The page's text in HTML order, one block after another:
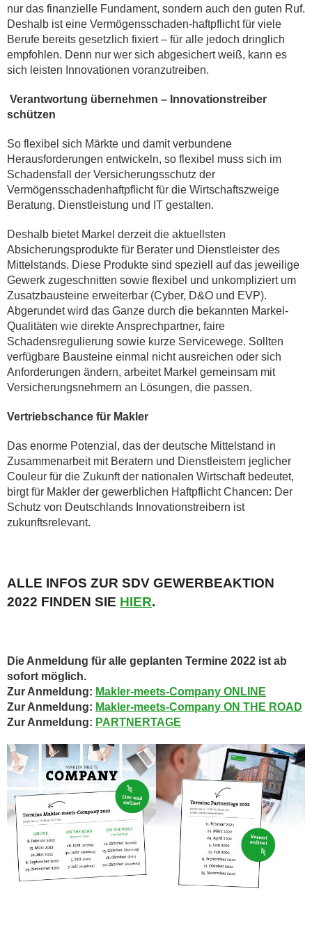
nur das finanzielle Fundament, sondern auch den guten Ruf.
Deshalb ist eine Vermögensschaden-haftpflicht für viele
Berufe bereits gesetzlich fixiert – für alle jedoch dringlich
empfohlen. Denn nur wer sich abgesichert weiß, kann es
sich leisten Innovationen voranzutreiben.
Verantwortung übernehmen – Innovationstreiber
schützen
So flexibel sich Märkte und damit verbundene
Herausforderungen entwickeln, so flexibel muss sich im
Schadensfall der Versicherungsschutz der
Vermögensschadenhaftpflicht für die Wirtschaftszweige
Beratung, Dienstleistung und IT gestalten.
Deshalb bietet Markel derzeit die aktuellsten
Absicherungsprodukte für Berater und Dienstleister des
Mittelstands. Diese Produkte sind speziell auf das jeweilige
Gewerk zugeschnitten sowie flexibel und unkompliziert um
Zusatzbausteine erweiterbar (Cyber, D&O und EVP).
Abgerundet wird das Ganze durch die bekannten Markel-
Qualitäten wie direkte Ansprechpartner, faire
Schadensregulierung sowie kurze Servicewege. Sollten
verfügbare Bausteine einmal nicht ausreichen oder sich
Anforderungen ändern, arbeitet Markel gemeinsam mit
Versicherungsnehmern an Lösungen, die passen.
Vertriebschance für Makler
Das enorme Potenzial, das der deutsche Mittelstand in
Zusammenarbeit mit Beratern und Dienstleistern jeglicher
Couleur für die Zukunft der nationalen Wirtschaft bedeutet,
birgt für Makler der gewerblichen Haftpflicht Chancen: Der
Schutz von Deutschlands Innovationstreibern ist
zukunftsrelevant.
ALLE INFOS ZUR SDV GEWERBEAKTION
2022 FINDEN SIE HIER.
Die Anmeldung für alle geplanten Termine 2022 ist ab
sofort möglich.
Zur Anmeldung: Makler-meets-Company ONLINE
Zur Anmeldung: Makler-meets-Company ON THE ROAD
Zur Anmeldung: PARTNERTAGE